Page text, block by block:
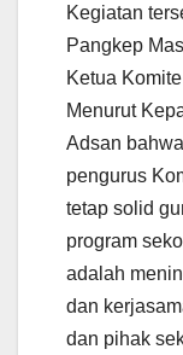
Kegiatan
Pangkep
Ketua
Menurut
Adsan
pengurus
tetap solid
program
adalah
dan
dan pihak